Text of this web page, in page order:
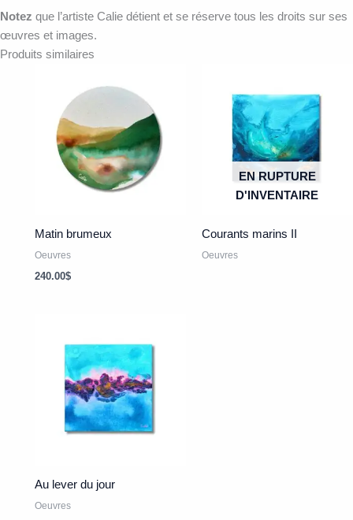
Notez que l’artiste Calie détient et se réserve tous les droits sur ses
œuvres et images.
Produits similaires
Matin brumeux
Oeuvres
240.00$
EN RUPTURE
D'INVENTAIRE
Courants marins II
Oeuvres
Au lever du jour
Oeuvres